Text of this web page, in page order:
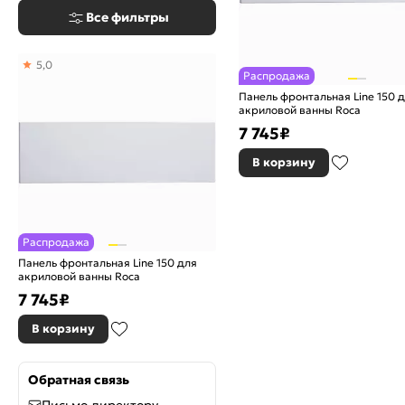
Все фильтры
Распродажа
Панель фронтальная Line 150 для
акриловой ванны Roca
5,0
7 745₽
В корзину
Обратная связь
Распродажа
Панель фронтальная Line 150
акриловой ванны Roca
7 745₽
В корзину